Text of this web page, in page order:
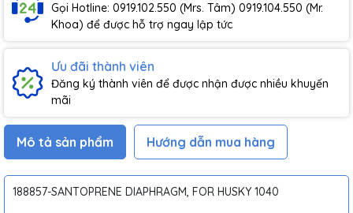
Gọi Hotline: 0919.102.550 (Mrs. Tâm) 0919.104.550 (Mr.
Khoa) để được hỗ trợ ngay lập tức
Ưu đãi thành viên
Đăng ký thành viên để được nhận được nhiều khuyến
mãi
Mô tả sản phẩm Hướng dẫn mua hàng
188857-SANTOPRENE DIAPHRAGM, FOR HUSKY 1040